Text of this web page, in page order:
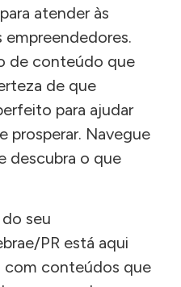
atender às
empreendedores.
de conteúdo que
de que
para ajudar
prosperar. Navegue
descubra o que
seu
PR está aqui
com conteúdos que